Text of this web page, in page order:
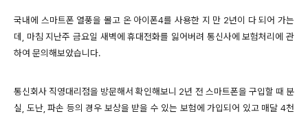
국내에 스마트폰 열풍을 몰고 온 아이폰4를 사용한 지 만 2년이 다 되어 가는
데, 마침 지난주 금요일 새벽에 휴대전화를 잃어버려 통신사에 보험처리에 관
하여 문의해보았습니다.
통신회사 직영대리점을 방문해서 확인해보니 2년 전 스마트폰을 구입할 때 분
실, 도난, 파손 등의 경우 보상을 받을 수 있는 보험에 가입되어 있고 매달 4천